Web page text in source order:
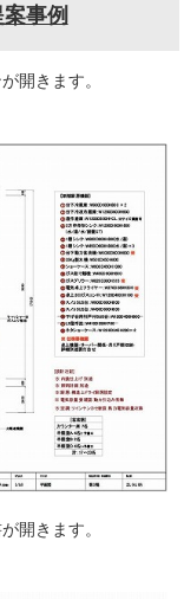
事例
開きます。
開きます。